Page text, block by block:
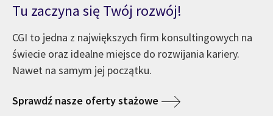
Tu zaczyna się Twój rozwój!
CGI to jedna z największych firm konsultingowych na
świecie oraz idealne miejsce do rozwijania kariery.
Nawet na samym jej początku.
Sprawdź nasze oferty stażowe